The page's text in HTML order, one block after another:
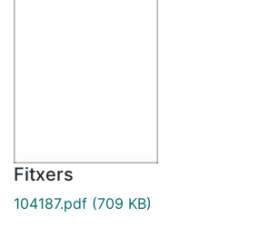
Fitxers
104187.pdf (709 KB)